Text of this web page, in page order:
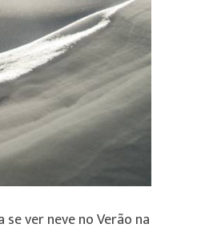
ver neve no Verão na